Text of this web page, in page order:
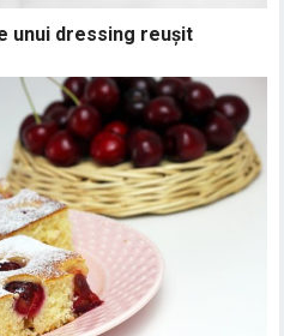
unui dressing reușit